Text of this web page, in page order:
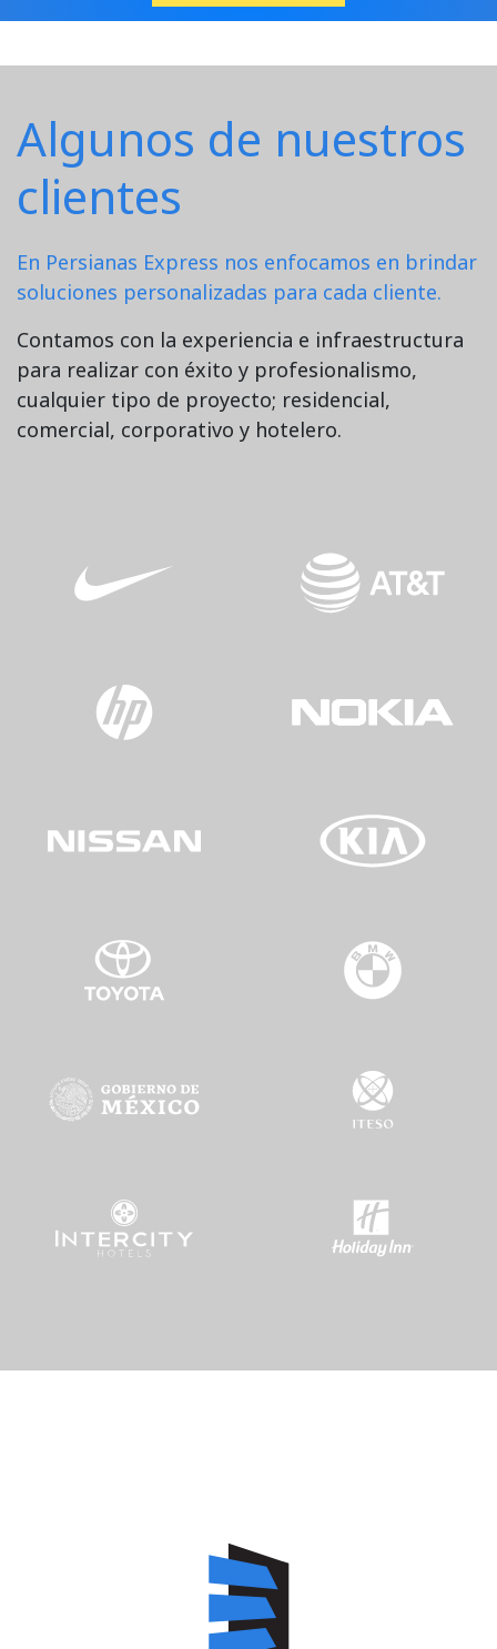
Algunos de nuestros
clientes
En Persianas Express nos enfocamos en brindar
soluciones personalizadas para cada cliente.
Contamos con la experiencia e infraestructura
para realizar con éxito y profesionalismo,
cualquier tipo de proyecto; residencial,
comercial, corporativo y hotelero.